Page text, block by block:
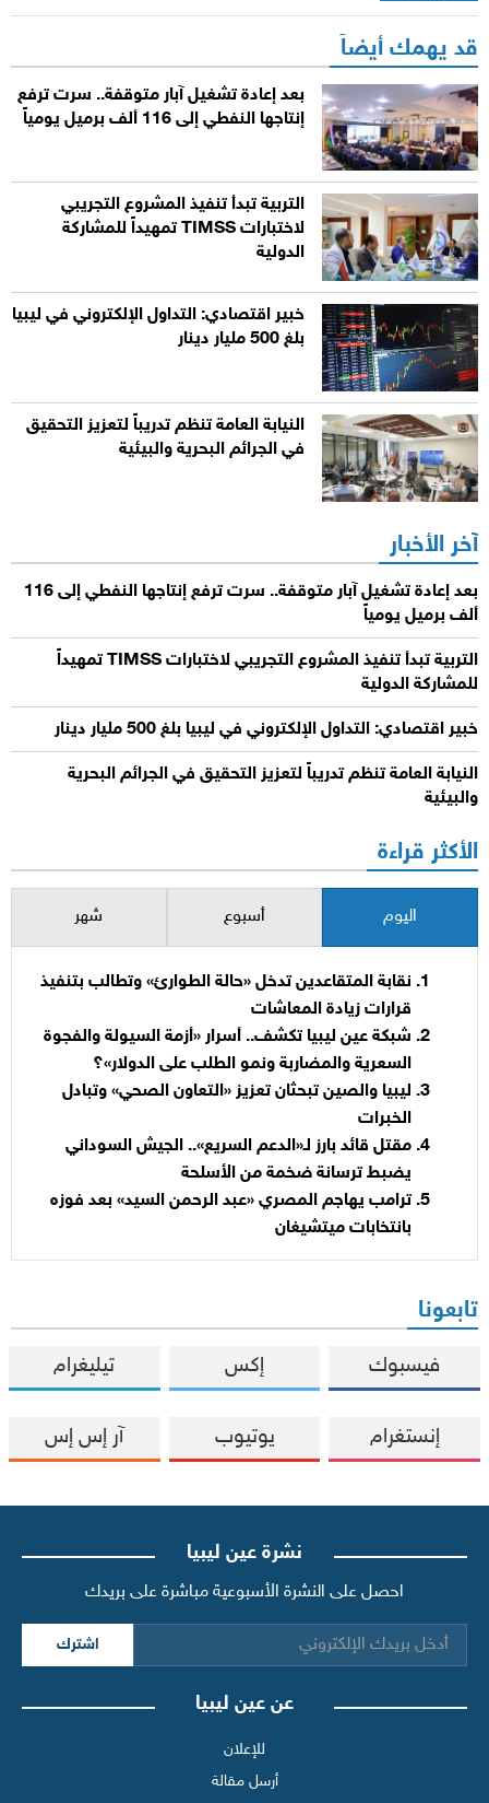
قد يهمك أيضاً
بعد إعادة تشغيل آبار متوقفة.. سرت ترفع
إنتاجها النفطي إلى 116 ألف برميل يومياً
التربية تبدأ تنفيذ المشروع التجريبي
لاختبارات TIMSS تمهيداً للمشاركة
الدولية
خبير اقتصادي: التداول الإلكتروني في ليبيا
بلغ 500 مليار دينار
النيابة العامة تنظم تدريباً لتعزيز التحقيق
في الجرائم البحرية والبيئية
آخر الأخبار
بعد إعادة تشغيل آبار متوقفة.. سرت ترفع إنتاجها النفطي إلى 116
ألف برميل يومياً
التربية تبدأ تنفيذ المشروع التجريبي لاختبارات TIMSS تمهيداً
للمشاركة الدولية
خبير اقتصادي: التداول الإلكتروني في ليبيا بلغ 500 مليار دينار
النيابة العامة تنظم تدريباً لتعزيز التحقيق في الجرائم البحرية
والبيئية
الأكثر قراءة
اليوم أسبوع شهر
نقابة المتقاعدين تدخل «حالة الطوارئ» وتطالب بتنفيذ
قرارات زيادة المعاشات
شبكة عين ليبيا تكشف.. أسرار «أزمة السيولة والفجوة
السعرية والمضاربة ونمو الطلب على الدولار»؟
ليبيا والصين تبحثان تعزيز «التعاون الصحي» وتبادل
الخبرات
مقتل قائد بارز لـ«الدعم السريع».. الجيش السوداني
يضبط ترسانة ضخمة من الأسلحة
ترامب يهاجم المصري «عبد الرحمن السيد» بعد فوزه
بانتخابات ميتشيغان
تابعونا
فيسبوك إكس تيليغرام
إنستغرام يوتيوب آر إس إس
نشرة عين ليبيا
احصل على النشرة الأسبوعية مباشرة على بريدك
اشترك
عن عين ليبيا
للإعلان
أرسل مقالة